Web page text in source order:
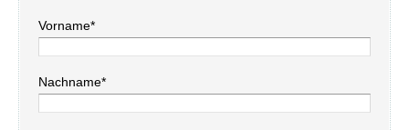
Vorname*
Nachname*